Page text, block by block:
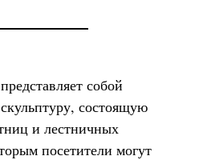
собой
состоящую
и лестничных
посетители могут